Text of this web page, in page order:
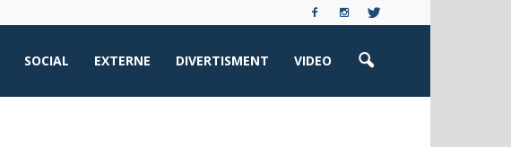
SOCIAL EXTERNE DIVERTISMENT VIDEO